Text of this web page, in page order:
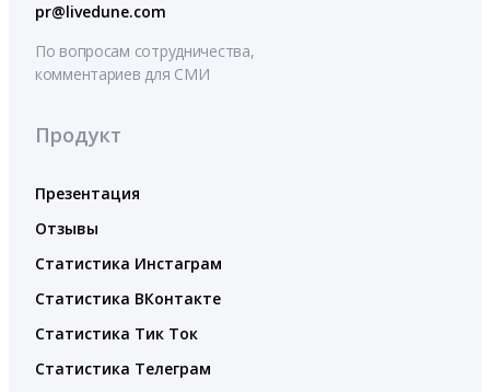
pr@livedune.com
По вопросам сотрудничества,
комментариев для СМИ
Продукт
Презентация
Отзывы
Статистика Инстаграм
Статистика ВКонтакте
Статистика Тик Ток
Статистика Телеграм